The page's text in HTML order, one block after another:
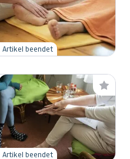
Artikel beendet
Artikel beendet